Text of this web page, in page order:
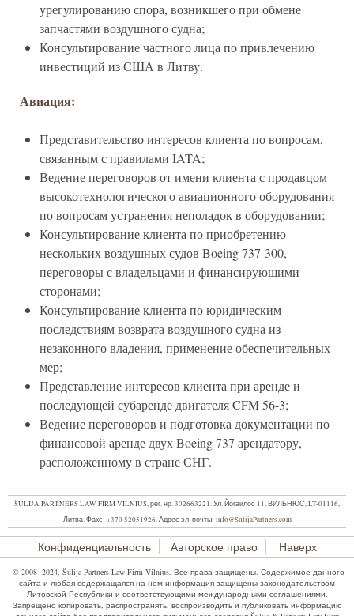
урегулированию спора, возникшего при обмене
запчастями воздушного судна;
Консультирование частного лица по привлечению
инвестиций из США в Литву.
Авиация:
Представительство интересов клиента по вопросам,
связанным с правилами IATA;
Ведение переговоров от имени клиента с продавцом
высокотехнологического авиационного оборудования
по вопросам устранения неполадок в оборудовании;
Консультирование клиента по приобретению
нескольких воздушных судов Boeing 737-300,
переговоры с владельцами и финансирующими
сторонами;
Консультирование клиента по юридическим
последствиям возврата воздушного судна из
незаконного владения, применение обеспечительных
мер;
Представление интересов клиента при аренде и
последующей субаренде двигателя CFM 56-3;
Ведение переговоров и подготовка документации по
финансовой аренде двух Boeing 737 арендатору,
расположенному в стране СНГ.
ŠULIJA PARTNERS LAW FIRM VILNIUS, рег. нр. 302663221. Ул. Йогаилос 11, ВИЛЬНЮС, LT-01116,
Литва.Факс: +370 52051926.Адрес эл. почты: info@SulijaPartners.com
Конфиденциальность Авторское право Наверх
© 2008- 2024, Šulija Partners Law Firm Vilnius. Все права защищены. Содержимое данного
сайта и любая содержащаяся на нем информация защищены законодательством
Литовской Республики и соответствующими международными соглашениями.
Запрещено копировать, распространять, воспроизводить и публиковать информацию